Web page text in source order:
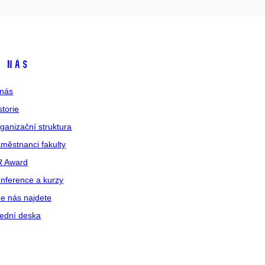
nás
struktura
fakulty
Award
a kurzy
nás najdete
deska